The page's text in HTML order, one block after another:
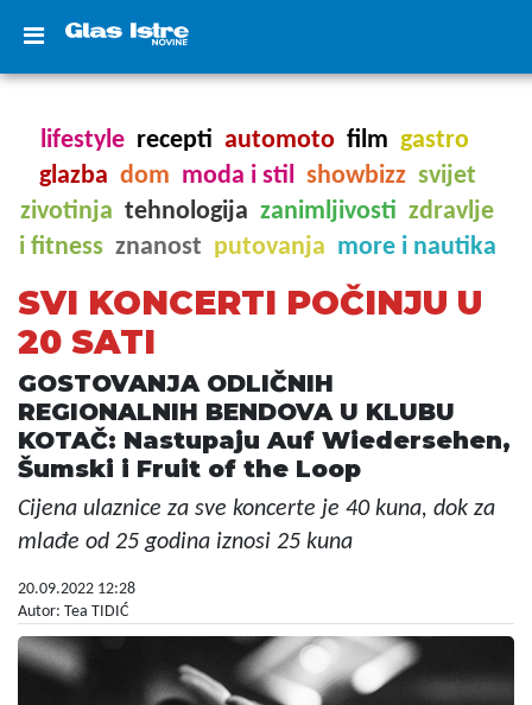
lifestyle recepti automoto film gastro
glazba dom moda i stil showbizz svijet
zivotinja tehnologija zanimljivosti zdravlje
i fitness znanost putovanja more i nautika
SVI KONCERTI POČINJU U
20 SATI
GOSTOVANJA ODLIČNIH
REGIONALNIH BENDOVA U KLUBU
KOTAČ: Nastupaju Auf Wiedersehen,
Šumski i Fruit of the Loop
Cijena ulaznice za sve koncerte je 40 kuna, dok za
mlađe od 25 godina iznosi 25 kuna
20.09.2022 12:28
Autor: Tea TIDIĆ